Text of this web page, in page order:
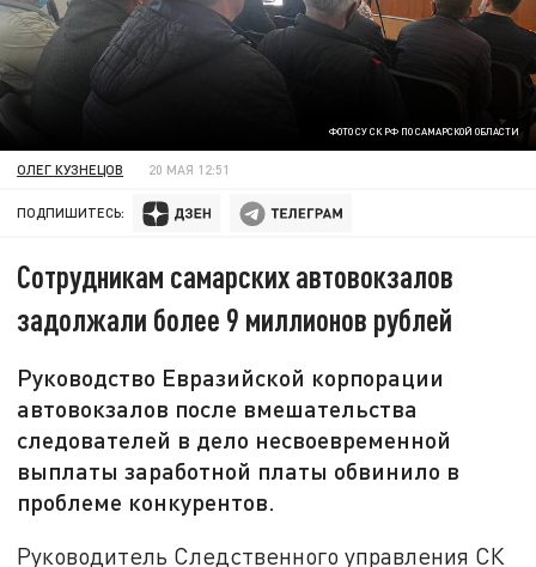
ФОТО СУ СК РФ ПО САМАРСКОЙ ОБЛАСТИ
ОЛЕГ КУЗНЕЦОВ 20 МАЯ 12:51
ПОДПИШИТЕСЬ:
Сотрудникам самарских автовокзалов
задолжали более 9 миллионов рублей
Руководство Евразийской корпорации
автовокзалов после вмешательства
следователей в дело несвоевременной
выплаты заработной платы обвинило в
проблеме конкурентов.
Руководитель Следственного управления СК